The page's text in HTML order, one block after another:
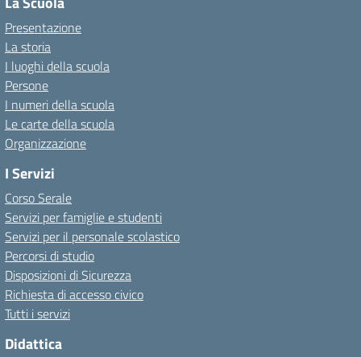
Presentazione
La storia
I luoghi della scuola
Persone
I numeri della scuola
Le carte della scuola
Organizzazione
I Servizi
Corso Serale
Servizi per famiglie e studenti
Servizi per il personale scolastico
Percorsi di studio
Disposizioni di Sicurezza
Richiesta di accesso civico
Tutti i servizi
Didattica